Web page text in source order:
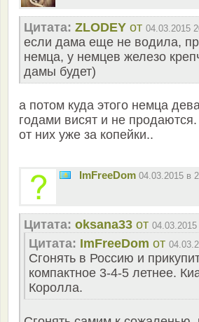
Цитата: ZLODEY от 04.03.2015
если дама еще не водила,
немца, у немцев железо
дамы будет)
а потом куда этого немца
годами висят и не
от них уже за копейки..
ImFreeDom 04.03.2015 в
Цитата: oksana33 от
Цитата: ImFreeDom от
Сгонять в Россию и
компактное 3-4-5 летнее.
Королла.